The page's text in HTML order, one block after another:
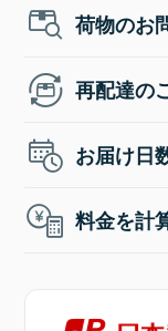
荷物のお
再配達の
お届け日
料金を計